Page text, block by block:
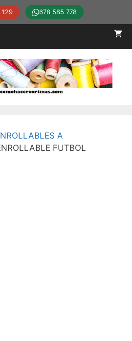
129 678 585 778
A
FUTBOL